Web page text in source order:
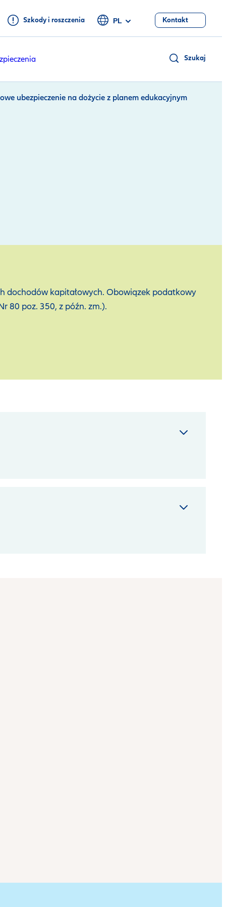
Szkody i roszczenia PL Kontakt
Szukaj
ubezpieczenie na dożycie z planem edukacyjnym
dochodów kapitałowych. Obowiązek podatkowy
80 poz. 350, z późn. zm.).